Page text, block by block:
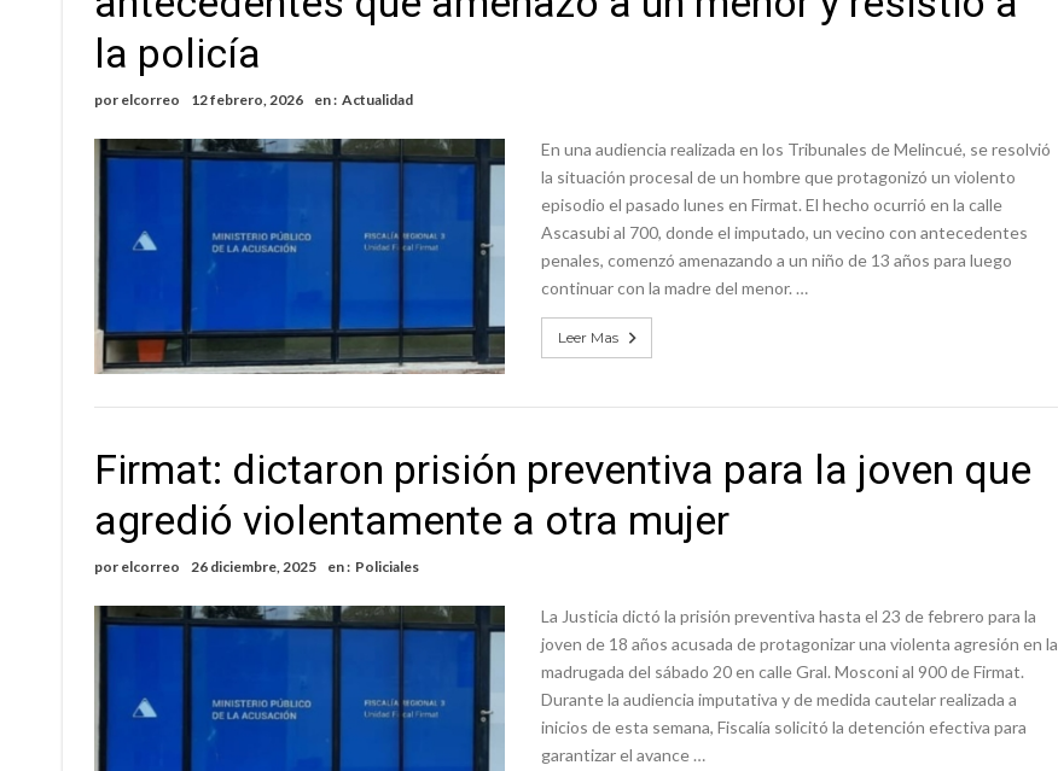
Violento robo en la zona rural de Firmat: maniataron a una pareja de adultos mayores
Colecta solidaria de juguetes en Firmat para el EPI y el Hospital Vilela
la policía
por elcorreo 12 febrero, 2026 en : Actualidad
En una audiencia realizada en los Tribunales de Melincué, se resolvió
la situación procesal de un hombre que protagonizó un violento
episodio el pasado lunes en Firmat. El hecho ocurrió en la calle
Ascasubi al 700, donde el imputado, un vecino con antecedentes
penales, comenzó amenazando a un niño de 13 años para luego
continuar con la madre del menor. …
Leer Mas
Firmat: dictaron prisión preventiva para la joven que
agredió violentamente a otra mujer
por elcorreo 26 diciembre, 2025 en : Policiales
La Justicia dictó la prisión preventiva hasta el 23 de febrero para la
joven de 18 años acusada de protagonizar una violenta agresión en la
madrugada del sábado 20 en calle Gral. Mosconi al 900 de Firmat.
Durante la audiencia imputativa y de medida cautelar realizada a
inicios de esta semana, Fiscalía solicitó la detención efectiva para
garantizar el avance …